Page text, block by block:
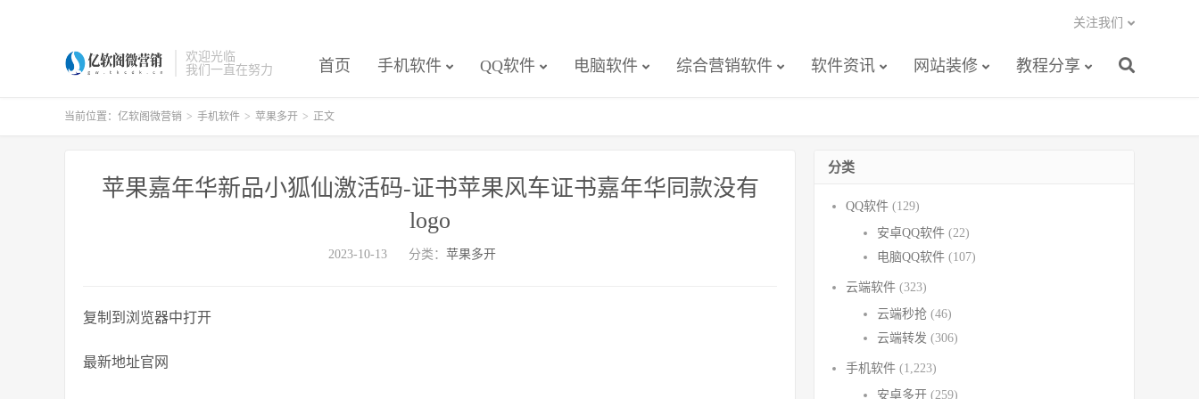
欢迎光临
我们一直在努力
首页 手机软件 QQ软件 电脑软件 综合营销软件 软件资讯 网站装修 教程分享
关注我们
当前位置： 亿软阁微营销 > 手机软件 > 苹果多开 > 正文
苹果嘉年华新品小狐仙激活码-证书苹果风车证书嘉年华同款没有
logo
2023-10-13 分类： 苹果多开
复制到浏览器中打开
最新地址官网
分类
QQ软件 (129)
安卓QQ软件 (22)
电脑QQ软件 (107)
云端软件 (323)
云端秒抢 (46)
云端转发 (306)
手机软件 (1,223)
安卓多开 (259)